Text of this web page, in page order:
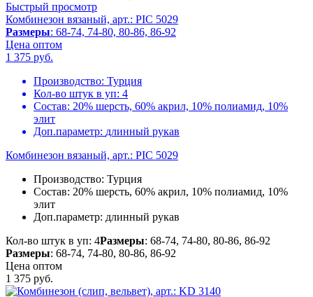
Быстрый просмотр
Комбинезон вязаный, арт.: PIC 5029
Размеры: 68-74, 74-80, 80-86, 86-92
Цена оптом
1 375 руб.
Производство: Турция
Кол-во штук в уп: 4
Состав: 20% шерсть, 60% акрил, 10% полиамид, 10%
элит
Доп.параметр: длинный рукав
Комбинезон вязаный, арт.: PIC 5029
Производство: Турция
Состав: 20% шерсть, 60% акрил, 10% полиамид, 10%
элит
Доп.параметр: длинный рукав
Кол-во штук в уп: 4Размеры: 68-74, 74-80, 80-86, 86-92
Размеры: 68-74, 74-80, 80-86, 86-92
Цена оптом
1 375 руб.